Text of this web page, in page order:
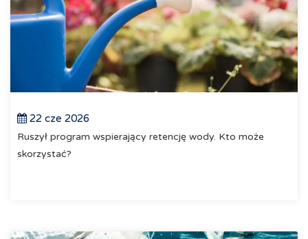
22 cze 2026
Ruszył program wspierający retencję wody. Kto może
skorzystać?